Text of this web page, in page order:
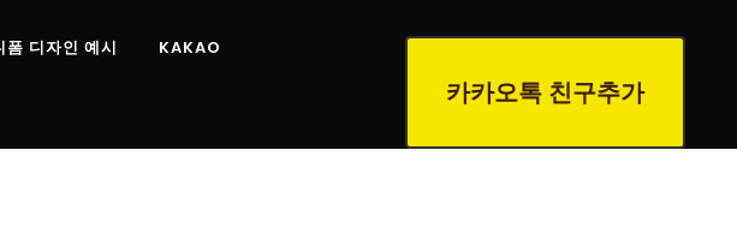
카카오톡 친구추가
폼 디자인 예시 KAKAO